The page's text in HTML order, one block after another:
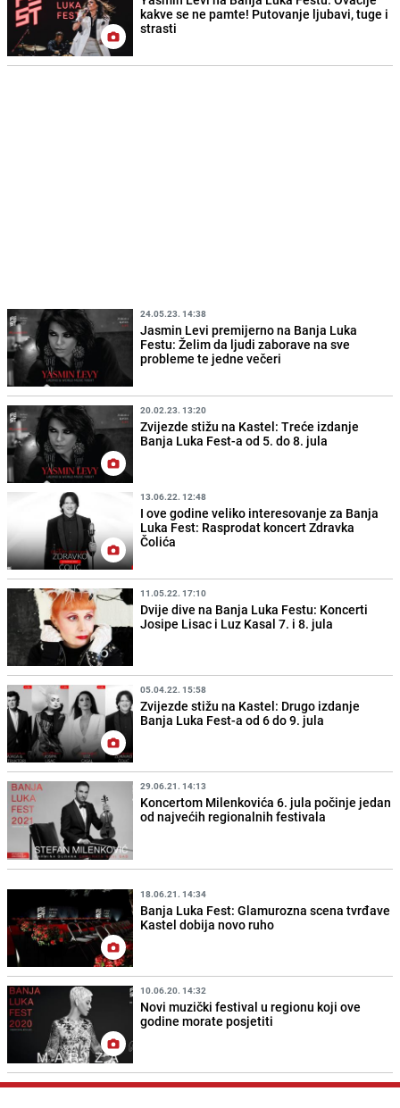
kakve se ne pamte! Putovanje ljubavi, tuge i
strasti
24.05.23. 14:38
Jasmin Levi premijerno na Banja Luka
Festu: Želim da ljudi zaborave na sve
probleme te jedne večeri
20.02.23. 13:20
Zvijezde stižu na Kastel: Treće izdanje
Banja Luka Fest-a od 5. do 8. jula
13.06.22. 12:48
I ove godine veliko interesovanje za Banja
Luka Fest: Rasprodat koncert Zdravka
Čolića
11.05.22. 17:10
Dvije dive na Banja Luka Festu: Koncerti
Josipe Lisac i Luz Kasal 7. i 8. jula
05.04.22. 15:58
Zvijezde stižu na Kastel: Drugo izdanje
Banja Luka Fest-a od 6 do 9. jula
29.06.21. 14:13
Koncertom Milenkovića 6. jula počinje jedan
od najvećih regionalnih festivala
18.06.21. 14:34
Banja Luka Fest: Glamurozna scena tvrđave
Kastel dobija novo ruho
10.06.20. 14:32
Novi muzički festival u regionu koji ove
godine morate posjetiti